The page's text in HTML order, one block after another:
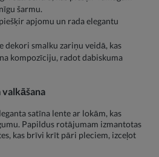
šarmu.
apjomu un rada elegantu
dekori smalku zariņu veidā, kas
kompozīciju, radot dabiskuma
valkāšana
satīna lente ar lokām, kas
Papildus rotājumam izmantotas
kas brīvi krīt pāri pleciem, izceļot